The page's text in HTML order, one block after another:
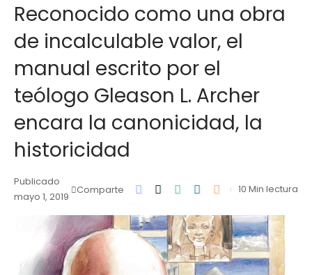
Reconocido como una obra
de incalculable valor, el
manual escrito por el
teólogo Gleason L. Archer
encara la canonicidad, la
historicidad
Publicado
mayo 1, 2019
Comparte 10 Min lectura